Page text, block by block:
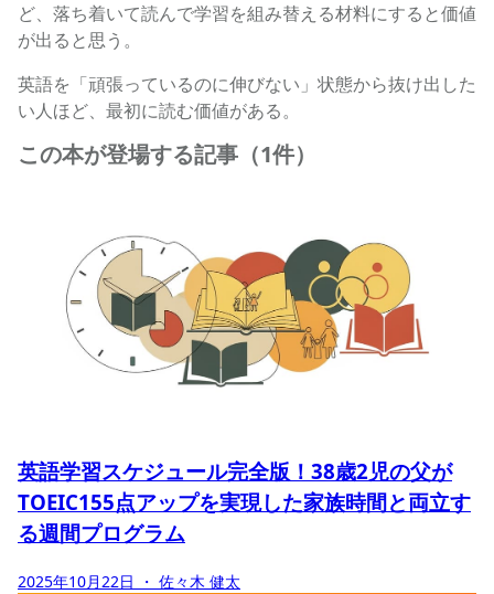
ど、落ち着いて読んで学習を組み替える材料にすると価値
が出ると思う。
英語を「頑張っているのに伸びない」状態から抜け出した
い人ほど、最初に読む価値がある。
この本が登場する記事（1件）
英語学習スケジュール完全版！38歳2児の父が
TOEIC155点アップを実現した家族時間と両立す
る週間プログラム
2025年10月22日 ・ 佐々木 健太